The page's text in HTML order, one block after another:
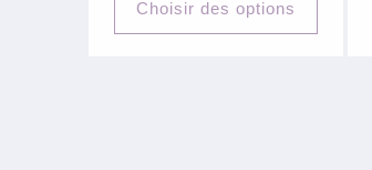
Choisir des options